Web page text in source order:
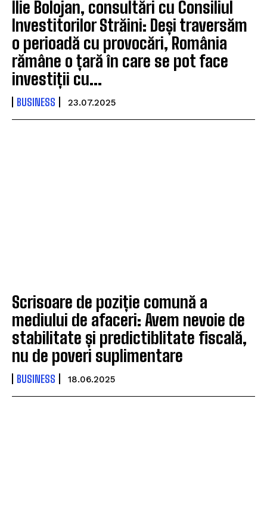
Ilie Bolojan, consultări cu Consiliul
Investitorilor Străini: Deși traversăm
o perioadă cu provocări, România
rămâne o țară în care se pot face
investiții cu...
BUSINESS 23.07.2025
Scrisoare de poziție comună a
mediului de afaceri: Avem nevoie de
stabilitate și predictiblitate fiscală,
nu de poveri suplimentare
BUSINESS 18.06.2025